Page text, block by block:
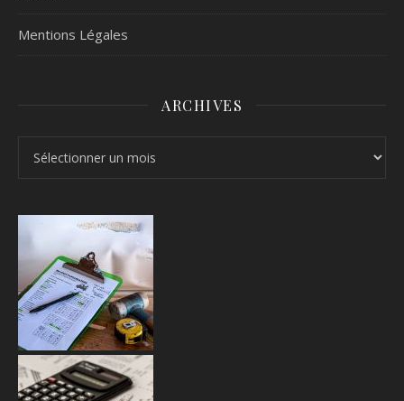
Mentions Légales
ARCHIVES